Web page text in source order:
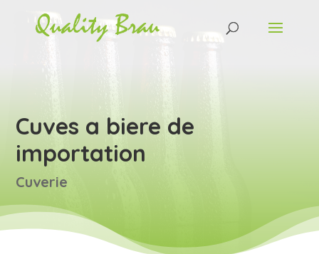
Cuves a biere de
importation
Cuverie